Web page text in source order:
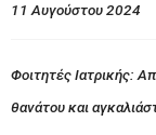
11 Αυγούστου 2024
Φοιτητές Ιατρικής:
θανάτου και